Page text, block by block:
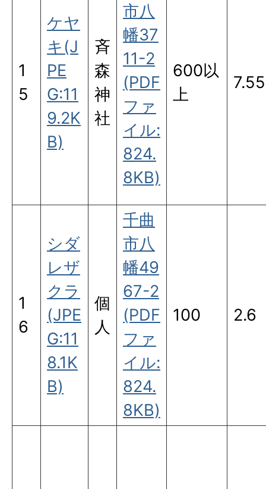
1
5
ケヤ
キ(J
PE
G:11
9.2K
B)
斉
森
神
社
市八
幡37
11-2
(PDF
ファ
イル:
824.
8KB)
600以
上
7.55
1
6
シダ
レザ
クラ
(JPE
G:11
8.1K
B)
個
人
千曲
市八
幡49
67-2
(PDF
ファ
イル:
824.
8KB)
100 2.6